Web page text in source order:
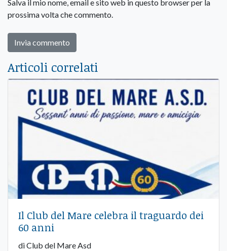
Salva il mio nome, email e sito web in questo browser per la
prossima volta che commento.
Articoli correlati
Il Club del Mare celebra il traguardo dei
60 anni
di Club del Mare Asd